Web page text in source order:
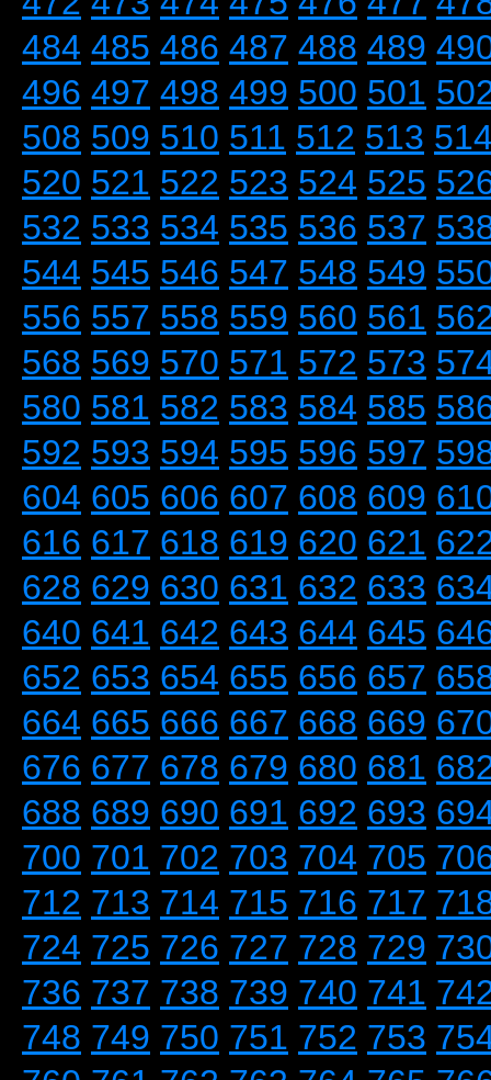
484 485 486 487 488 489
496 497 498 499 500 501
508 509 510 511 512 513
520 521 522 523 524 525
532 533 534 535 536 537
544 545 546 547 548 549
556 557 558 559 560 561
568 569 570 571 572 573
580 581 582 583 584 585
592 593 594 595 596 597
604 605 606 607 608 609
616 617 618 619 620 621
628 629 630 631 632 633
640 641 642 643 644 645
652 653 654 655 656 657
664 665 666 667 668 669
676 677 678 679 680 681
688 689 690 691 692 693
700 701 702 703 704 705
712 713 714 715 716 717
724 725 726 727 728 729
736 737 738 739 740 741
748 749 750 751 752 753